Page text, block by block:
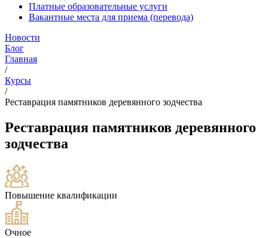
Платные образовательные услуги
Вакантные места для приема (перевода)
Новости
Блог
Главная
/
Курсы
/
Реставрация памятников деревянного зодчества
Реставрация памятников деревянного
зодчества
Повышение квалификации
Очное